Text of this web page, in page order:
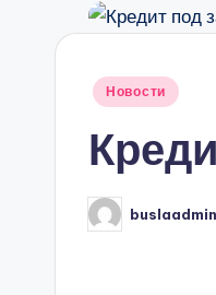
Опубликовано
Новости
Запись
от